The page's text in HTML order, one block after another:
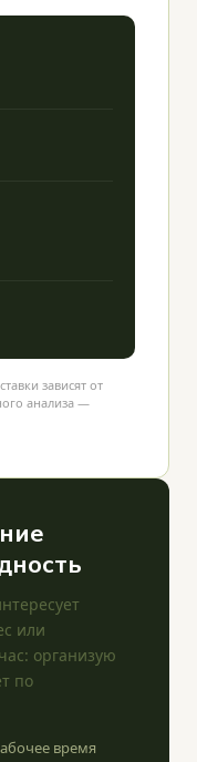
зависят от
анализа —
или
организую
по
время